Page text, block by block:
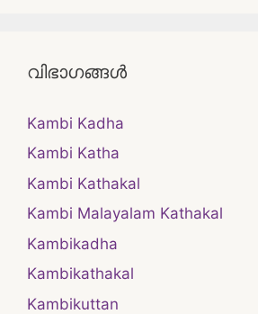
വിഭാഗങ്ങൾ
Kambi Kadha
Kambi Katha
Kambi Kathakal
Kambi Malayalam Kathakal
Kambikadha
Kambikathakal
Kambikuttan